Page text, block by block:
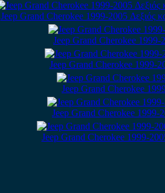
Jeep Grand Cherokee 1999-2005 Δεξιός
Jeep Grand Cherokee
Jeep Grand Cherokee 1999-
Jeep Grand Cherokee
Jeep Grand Cherokee 1999-
Jeep Grand Cherokee 1999-